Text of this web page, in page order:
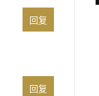
回复
回复